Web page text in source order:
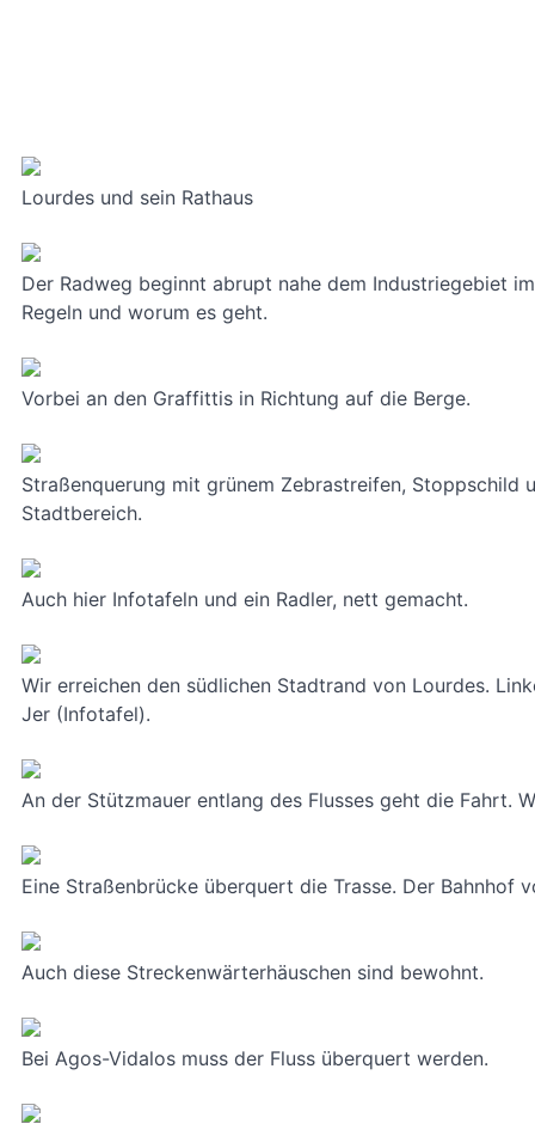
Lourdes und sein Rathaus
Der Radweg beginnt abrupt nahe dem Industriegebiet
Regeln und worum es geht.
Vorbei an den Graffittis in Richtung auf die Berge.
Straßenquerung mit grünem Zebrastreifen, Stoppschild
Stadtbereich.
Auch hier Infotafeln und ein Radler, nett gemacht.
Wir erreichen den südlichen Stadtrand von Lourdes.
Jer (Infotafel).
An der Stützmauer entlang des Flusses geht die Fahrt.
Eine Straßenbrücke überquert die Trasse. Der Bahnhof
Auch diese Streckenwärterhäuschen sind bewohnt.
Bei Agos-Vidalos muss der Fluss überquert werden.